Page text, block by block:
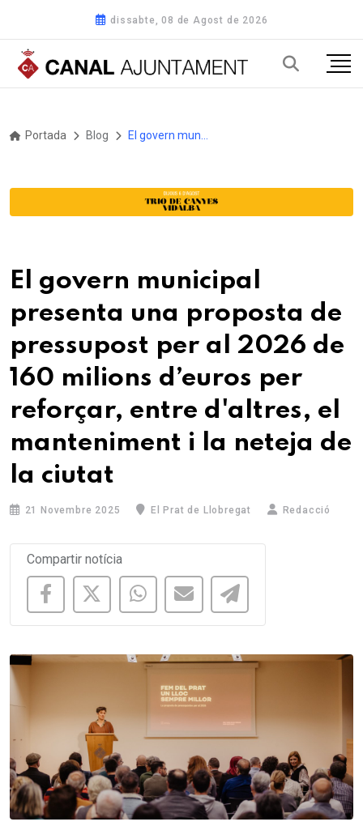
dissabte, 08 de Agost de 2026
Portada Blog
El govern municipal
presenta una proposta de
pressupost per al 2026 de
160 milions d’euros per
reforçar, entre d'altres, el
manteniment i la neteja de
la ciutat
21 Novembre 2025 El Prat de Llobregat Redacció
Compartir notícia